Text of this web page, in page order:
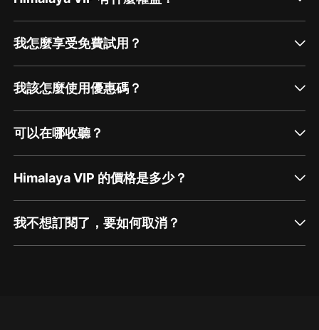
我怎麼享受免費試用？
我該怎麼使用優惠碼？
可以在哪收聽？
Himalaya VIP 的價格是多少？
我不想訂閱了，要如何取消？